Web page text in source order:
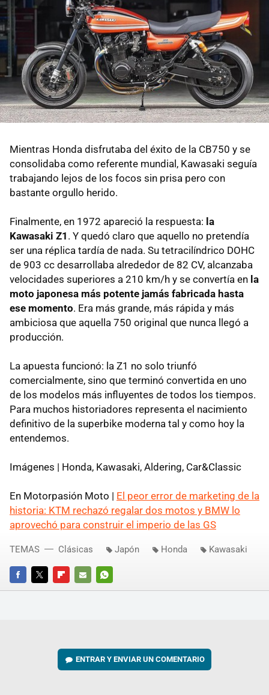
Mientras Honda disfrutaba del éxito de la CB750 y se
consolidaba como referente mundial, Kawasaki seguía
trabajando lejos de los focos sin prisa pero con
bastante orgullo herido.
Finalmente, en 1972 apareció la respuesta: la
Kawasaki Z1 . Y quedó claro que aquello no pretendía
ser una réplica tardía de nada. Su tetracilíndrico DOHC
de 903 cc desarrollaba alrededor de 82 CV, alcanzaba
velocidades superiores a 210 km/h y se convertía en la
moto japonesa más potente jamás fabricada hasta
ese momento. Era más grande, más rápida y más
ambiciosa que aquella 750 original que nunca llegó a
producción.
La apuesta funcionó: la Z1 no solo triunfó
comercialmente, sino que terminó convertida en uno
de los modelos más influyentes de todos los tiempos.
Para muchos historiadores representa el nacimiento
definitivo de la superbike moderna tal y como hoy la
entendemos.
Imágenes | Honda, Kawasaki, Aldering, Car&Classic
En Motorpasión Moto | El peor error de marketing de la
historia: KTM rechazó regalar dos motos y BMW lo
aprovechó para construir el imperio de las GS
FACEBOOKTWITTERFLIPBOARD
E-
WHATSAPP
TEMAS Clásicas Japón Honda Kawasaki
ENTRAR Y ENVIAR UN COMENTARIO